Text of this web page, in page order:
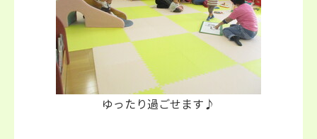
ゆったり過ごせます♪